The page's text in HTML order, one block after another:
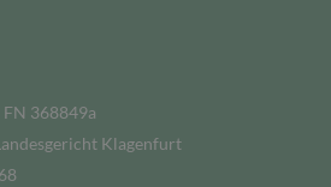
368849a
Klagenfurt